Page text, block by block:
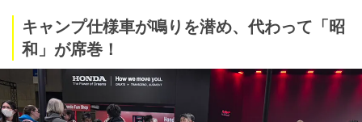
キャンプ仕様車が鳴りを潜め、代わって「昭
和」が席巻！